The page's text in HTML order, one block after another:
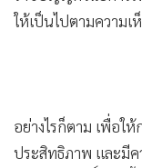
• News1
ให้เป็นไปตามความเ
อย่างไรก็ตาม เพื่อให้
ประสิทธิภาพ และมีค